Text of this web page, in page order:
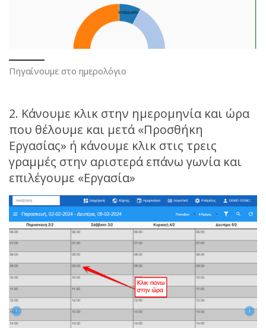
Πηγαίνουμε στο ημερολόγιο
2. Κάνουμε κλικ στην ημερομηνία και ώρα
που θέλουμε και μετά «Προσθήκη
Εργασίας» ή κάνουμε κλικ στις τρεις
γραμμές στην αριστερά επάνω γωνία και
επιλέγουμε «Εργασία»